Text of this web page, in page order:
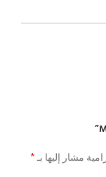
مشار إليها بـ *